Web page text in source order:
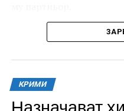
КРИМИ
Назначават